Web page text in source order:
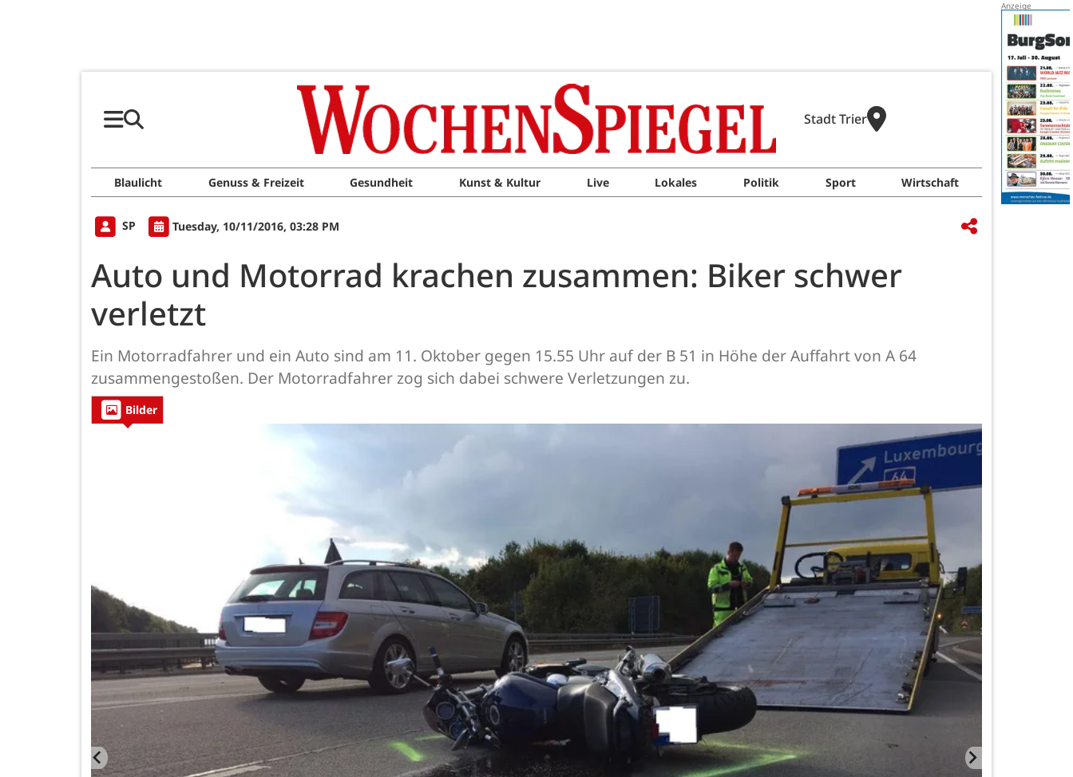
Stadt Trier
Blaulicht Genuss & Freizeit Gesundheit Kunst & Kultur Live Lokales Politik Sport Wirtschaft
SP Tuesday, 10/11/2016, 03:28 PM
Auto und Motorrad krachen zusammen: Biker schwer
verletzt
Ein Motorradfahrer und ein Auto sind am 11. Oktober gegen 15.55 Uhr auf der B 51 in Höhe der Auffahrt von A 64
zusammengestoßen. Der Motorradfahrer zog sich dabei schwere Verletzungen zu.
Bilder